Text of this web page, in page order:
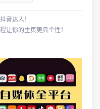
音达人！
让你的主页更具个性！